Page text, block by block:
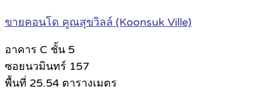
ขายคอนโด คูณสุขวิลล์ (Koonsuk Ville)
อาคาร C ชั้น 5
ซอยนวมินทร์ 157
พื้นที่ 25.54 ตารางเมตร